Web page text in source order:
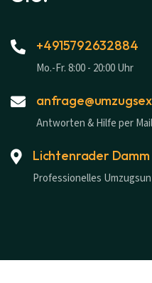
+4915792632884
Mo.-Fr. 8:00 - 20:00 Uhr
Antworten & Hilfe per Mail
Lichtenrader Damm
Professionelles